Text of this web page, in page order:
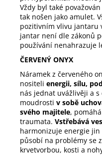
Vždy byl také
tak nošen jako amulet.
pozitivním vlivu jantaru
jantar není dle zákonů
používání nenahrazuje
ČERVENÝ ONYX
Náramek z červeného
nositeli energii, sílu,
nás jednat uvážlivěji a
moudrosti v sobě
svého majitele,
traumata. Vstřebává
harmonizuje energie jin
působí na problémy se
krvetvorbou, kosti a